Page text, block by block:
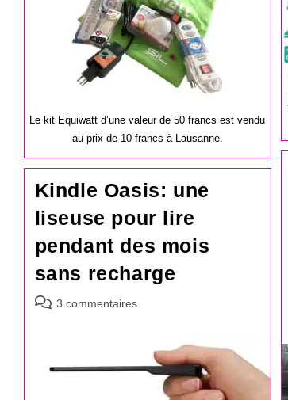
Le kit Equiwatt d’une valeur de 50 francs est vendu
au prix de 10 francs à Lausanne.
Kindle Oasis: une
liseuse pour lire
pendant des mois
sans recharge
Commentaires
3 commentaires